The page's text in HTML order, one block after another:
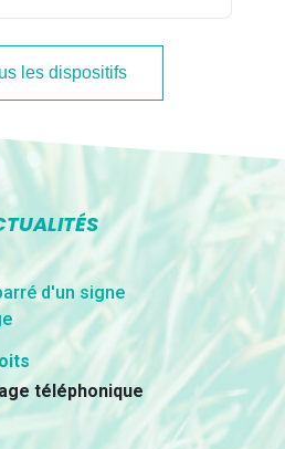
les dispositifs
téléphonique